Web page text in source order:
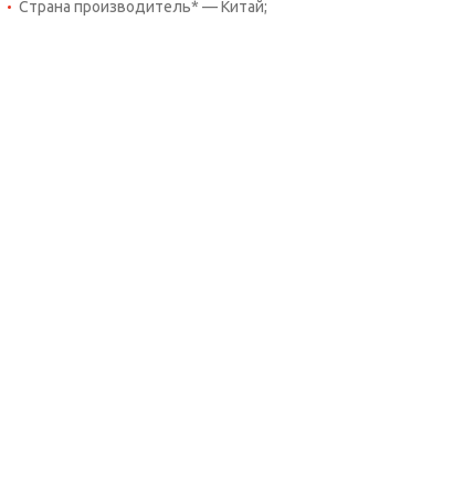
Страна производитель* — Китай;